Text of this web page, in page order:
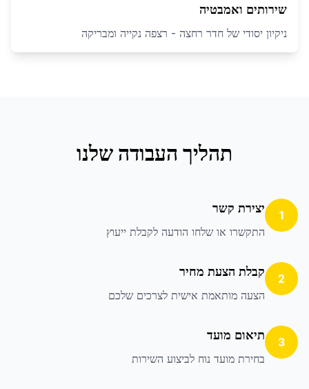
שירותים ואמבטיה
ניקיון יסודי של חדר רחצה - רצפה נקייה ומבריקה
תהליך העבודה שלנו
1 יצירת קשר
התקשרו או שלחו הודעה לקבלת ייעוץ
2 קבלת הצעת מחיר
הצעה מותאמת אישית לצרכים שלכם
3 תיאום מועד
בחירת מועד נוח לביצוע השירות